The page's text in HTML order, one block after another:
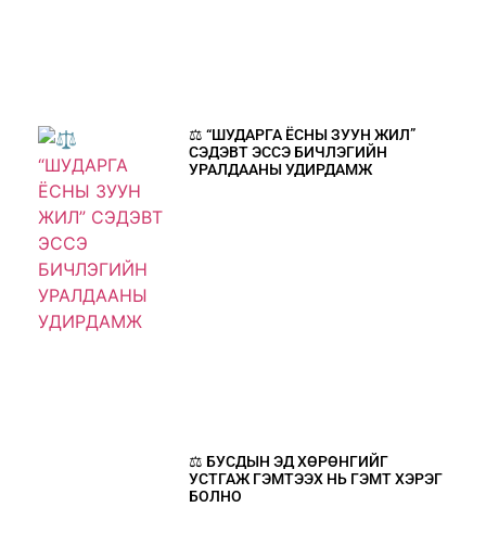
⚖️ “ШУДАРГА ЁСНЫ ЗУУН ЖИЛ”
СЭДЭВТ ЭССЭ БИЧЛЭГИЙН
УРАЛДААНЫ УДИРДАМЖ
⚖️ БУСДЫН ЭД ХӨРӨНГИЙГ
УСТГАЖ ГЭМТЭЭХ НЬ ГЭМТ ХЭРЭГ
БОЛНО